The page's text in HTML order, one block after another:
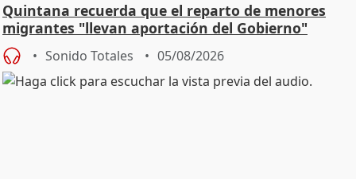
Quintana recuerda que el reparto de menores
migrantes "llevan aportación del Gobierno"
central
Sonido Totales 05/08/2026